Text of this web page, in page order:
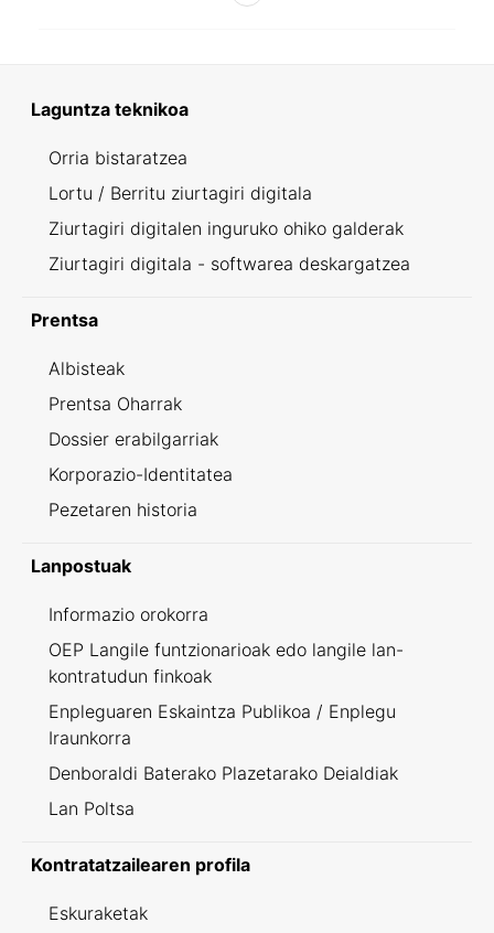
Laguntza teknikoa
Orria bistaratzea
Lortu / Berritu ziurtagiri digitala
Ziurtagiri digitalen inguruko ohiko galderak
Ziurtagiri digitala - softwarea deskargatzea
Prentsa
Albisteak
Prentsa Oharrak
Dossier erabilgarriak
Korporazio-Identitatea
Pezetaren historia
Lanpostuak
Informazio orokorra
OEP Langile funtzionarioak edo langile lan-
kontratudun finkoak
Enpleguaren Eskaintza Publikoa / Enplegu
Iraunkorra
Denboraldi Baterako Plazetarako Deialdiak
Lan Poltsa
Kontratatzailearen profila
Eskuraketak